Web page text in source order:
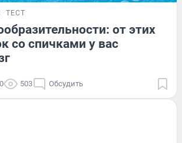
ТЕСТ
от этих
со спичками у вас
503 Обсудить